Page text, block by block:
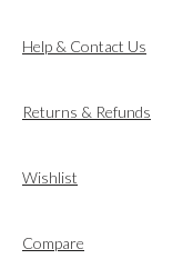
Help & Contact Us
Returns & Refunds
Wishlist
Compare